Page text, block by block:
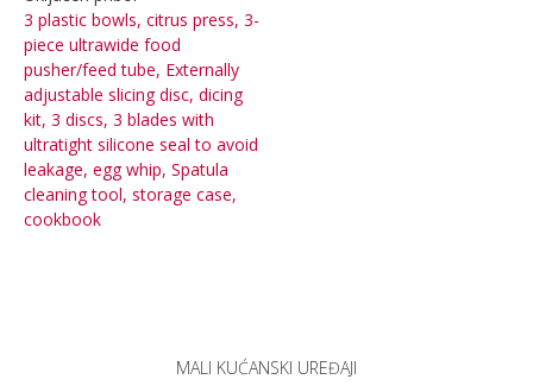
3 plastic bowls, citrus press, 3-
piece ultrawide food
pusher/feed tube, Externally
adjustable slicing disc, dicing
kit, 3 discs, 3 blades with
ultratight silicone seal to avoid
leakage, egg whip, Spatula
cleaning tool, storage case,
cookbook
MALI KUĆANSKI UREĐAJI